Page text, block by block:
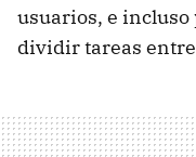
usuarios, e incluso
dividir tareas